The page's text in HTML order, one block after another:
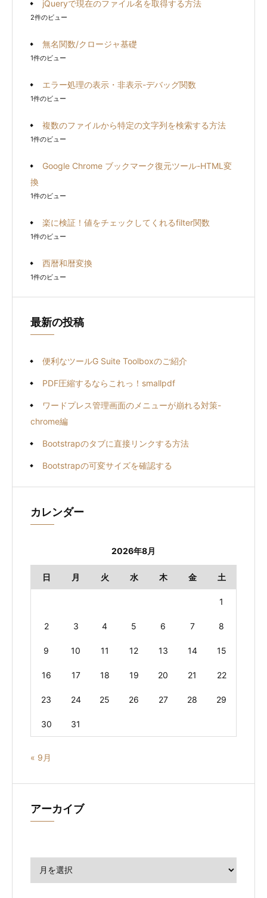
jQueryで現在のファイル名を取得する方法
2件のビュー
無名関数/クロージャ基礎
1件のビュー
エラー処理の表示・非表示-デバッグ関数
1件のビュー
複数のファイルから特定の文字列を検索する方法
1件のビュー
Google Chrome ブックマーク復元ツール-HTML変
換
1件のビュー
楽に検証！値をチェックしてくれるfilter関数
1件のビュー
西暦和暦変換
1件のビュー
最新の投稿
便利なツールG Suite Toolboxのご紹介
PDF圧縮するならこれっ！smallpdf
ワードプレス管理画面のメニューが崩れる対策-
chrome編
Bootstrapのタブに直接リンクする方法
Bootstrapの可変サイズを確認する
カレンダー
2026年8月
日 月 火 水 木 金 土
1
2 3 4 5 6 7 8
9 10 11 12 13 14 15
16 17 18 19 20 21 22
23 24 25 26 27 28 29
30 31
« 9月
アーカイブ